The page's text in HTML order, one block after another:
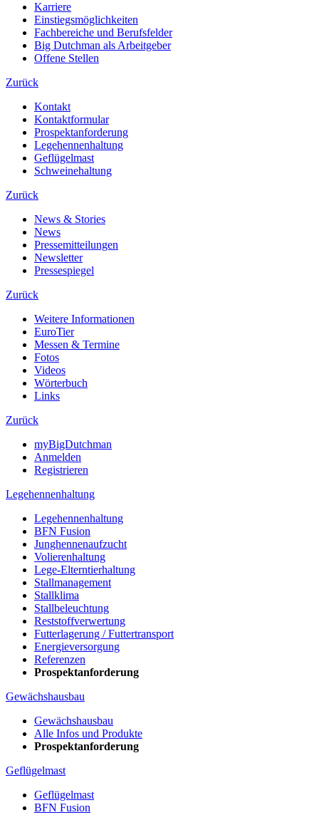
Karriere
Einstiegsmöglichkeiten
Fachbereiche und Berufsfelder
Big Dutchman als Arbeitgeber
Offene Stellen
Zurück
Kontakt
Kontaktformular
Prospektanforderung
Legehennenhaltung
Geflügelmast
Schweinehaltung
Zurück
News & Stories
News
Pressemitteilungen
Newsletter
Pressespiegel
Zurück
Weitere Informationen
EuroTier
Messen & Termine
Fotos
Videos
Wörterbuch
Links
Zurück
myBigDutchman
Anmelden
Registrieren
Legehennenhaltung
Legehennenhaltung
BFN Fusion
Junghennenaufzucht
Volierenhaltung
Lege-Elterntierhaltung
Stallmanagement
Stallklima
Stallbeleuchtung
Reststoffverwertung
Futterlagerung / Futtertransport
Energieversorgung
Referenzen
Prospektanforderung
Gewächshausbau
Gewächshausbau
Alle Infos und Produkte
Prospektanforderung
Geflügelmast
Geflügelmast
BFN Fusion